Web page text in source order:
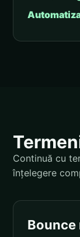
Continuă cu
înțelegere
Bounce